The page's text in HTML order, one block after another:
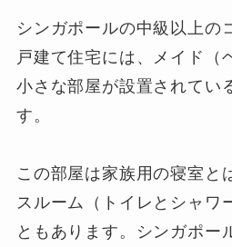
シンガポールの中級以上の
戸建て住宅には、メイド（
小さな部屋が設置されてい
す。
この部屋は家族用の寝室と
スルーム（トイレとシャワ
ともあります。シンガポー